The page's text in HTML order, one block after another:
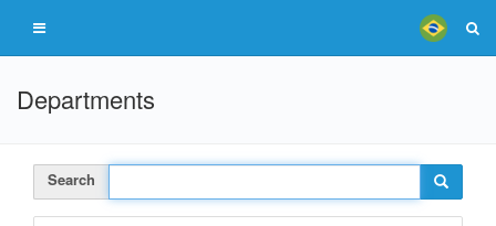
Departments
Search